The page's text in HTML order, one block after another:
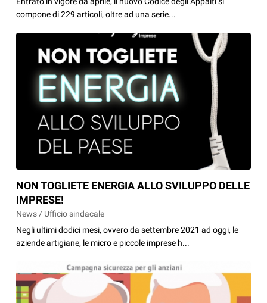
compone di 229 articoli, oltre ad una serie...
NON TOGLIETE ENERGIA ALLO SVILUPPO DELLE
IMPRESE!
News / Ufficio sindacale
Negli ultimi dodici mesi, ovvero da settembre 2021 ad oggi, le
aziende artigiane, le micro e piccole imprese h...